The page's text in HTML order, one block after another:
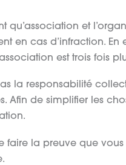
qu’association et
en cas d’infraction. En
est trois fois
la responsabilité
Afin de simplifier les
faire la preuve que